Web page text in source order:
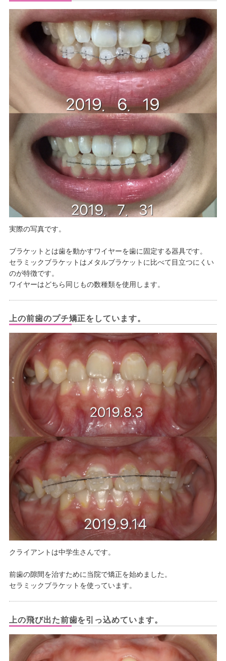
実際の写真です。
ブラケットとは歯を動かすワイヤーを歯に固定する器具です。
セラミックブラケットはメタルブラケットに比べて目立つにくい
のが特徴です。
ワイヤーはどちら同じもの数種類を使用します。
上の前歯のプチ矯正をしています。
クライアントは中学生さんです。
前歯の隙間を治すために当院で矯正を始めました。
セラミックブラケットを使っています。
上の飛び出た前歯を引っ込めています。